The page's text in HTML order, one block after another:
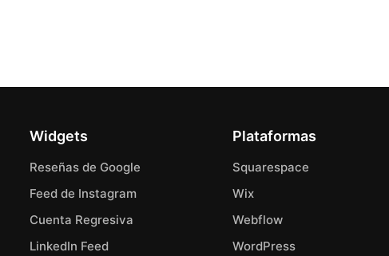
Widgets
Reseñas de Google
Feed de Instagram
Cuenta Regresiva
LinkedIn Feed
Plataformas
Squarespace
Wix
Webflow
WordPress